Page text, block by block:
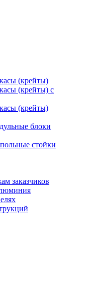
(крейты)
(крейты) с
(крейты)
блоки
стойки
заказчиков